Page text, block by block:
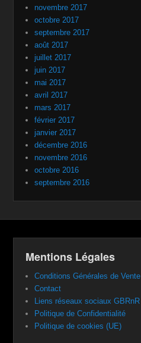
novembre 2017
octobre 2017
septembre 2017
août 2017
juillet 2017
juin 2017
mai 2017
avril 2017
mars 2017
février 2017
janvier 2017
décembre 2016
novembre 2016
octobre 2016
septembre 2016
Mentions Légales
Conditions Générales de Vente
Contact
Liens réseaux sociaux GBRnR
Politique de Confidentialité
Politique de cookies (UE)